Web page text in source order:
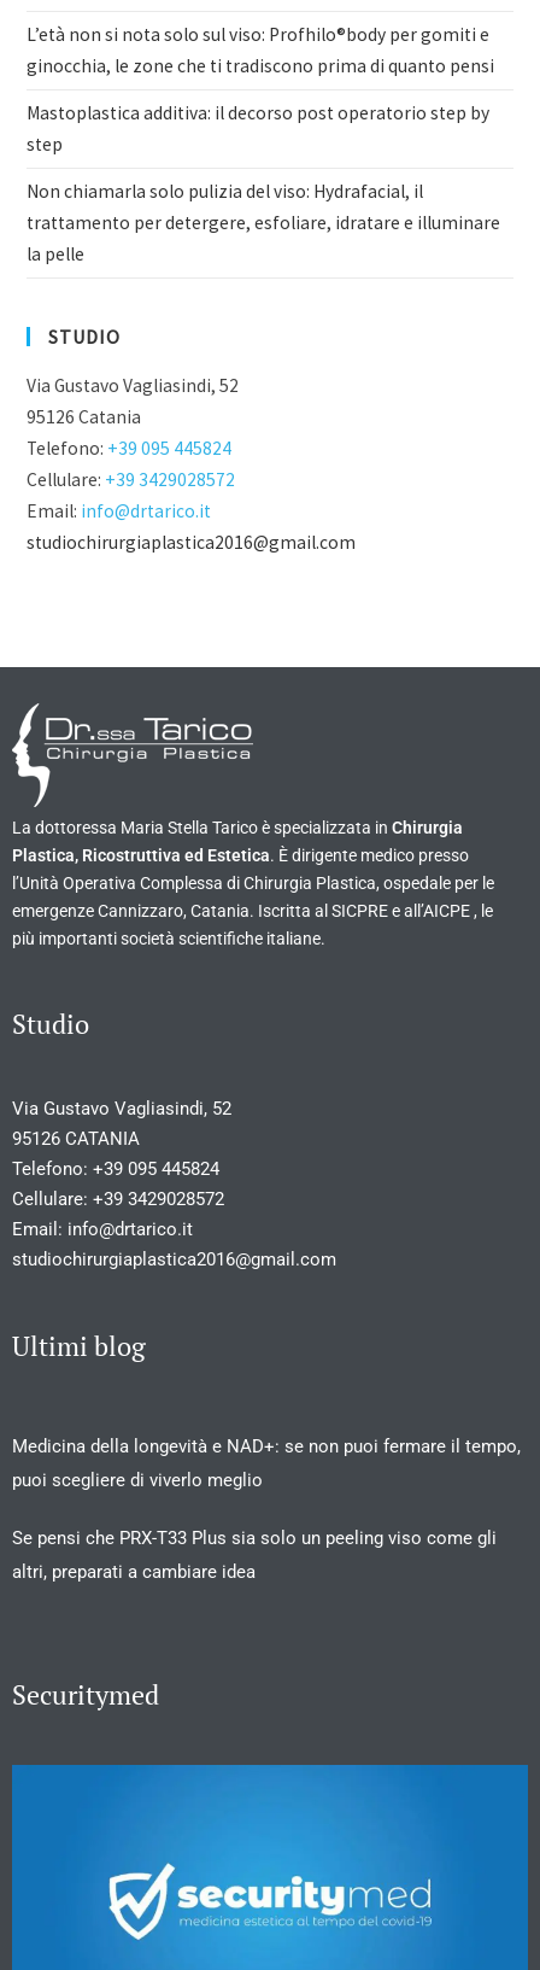
L’età non si nota solo sul viso: Profhilo®body per gomiti e
ginocchia, le zone che ti tradiscono prima di quanto pensi
Mastoplastica additiva: il decorso post operatorio step by
step
Non chiamarla solo pulizia del viso: Hydrafacial, il
trattamento per detergere, esfoliare, idratare e illuminare
la pelle
STUDIO
Via Gustavo Vagliasindi, 52
95126 Catania
Telefono: +39 095 445824
Cellulare: +39 3429028572
Email: info@drtarico.it
studiochirurgiaplastica2016@gmail.com
La dottoressa Maria Stella Tarico è specializzata in Chirurgia
Plastica, Ricostruttiva ed Estetica. È dirigente medico presso
l’Unità Operativa Complessa di Chirurgia Plastica, ospedale per le
emergenze Cannizzaro, Catania. Iscritta al SICPRE e all’AICPE , le
più importanti società scientifiche italiane.
Studio
Via Gustavo Vagliasindi, 52
95126 CATANIA
Telefono: +39 095 445824
Cellulare: +39 3429028572
Email: info@drtarico.it
studiochirurgiaplastica2016@gmail.com
Ultimi blog
Medicina della longevità e NAD+: se non puoi fermare il tempo,
puoi scegliere di viverlo meglio
Se pensi che PRX-T33 Plus sia solo un peeling viso come gli
altri, preparati a cambiare idea
Securitymed